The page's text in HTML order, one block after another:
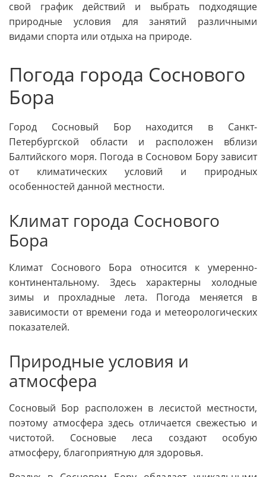
свой график действий и выбрать подходящие
природные условия для занятий различными
видами спорта или отдыха на природе.
Погода города Соснового
Бора
Город Сосновый Бор находится в Санкт-
Петербургской области и расположен вблизи
Балтийского моря. Погода в Сосновом Бору зависит
от климатических условий и природных
особенностей данной местности.
Климат города Соснового
Бора
Климат Соснового Бора относится к умеренно-
континентальному. Здесь характерны холодные
зимы и прохладные лета. Погода меняется в
зависимости от времени года и метеорологических
показателей.
Природные условия и
атмосфера
Сосновый Бор расположен в лесистой местности,
поэтому атмосфера здесь отличается свежестью и
чистотой. Сосновые леса создают особую
атмосферу, благоприятную для здоровья.